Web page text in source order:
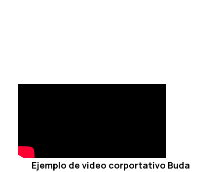
Ejemplo de video corportativo Buda